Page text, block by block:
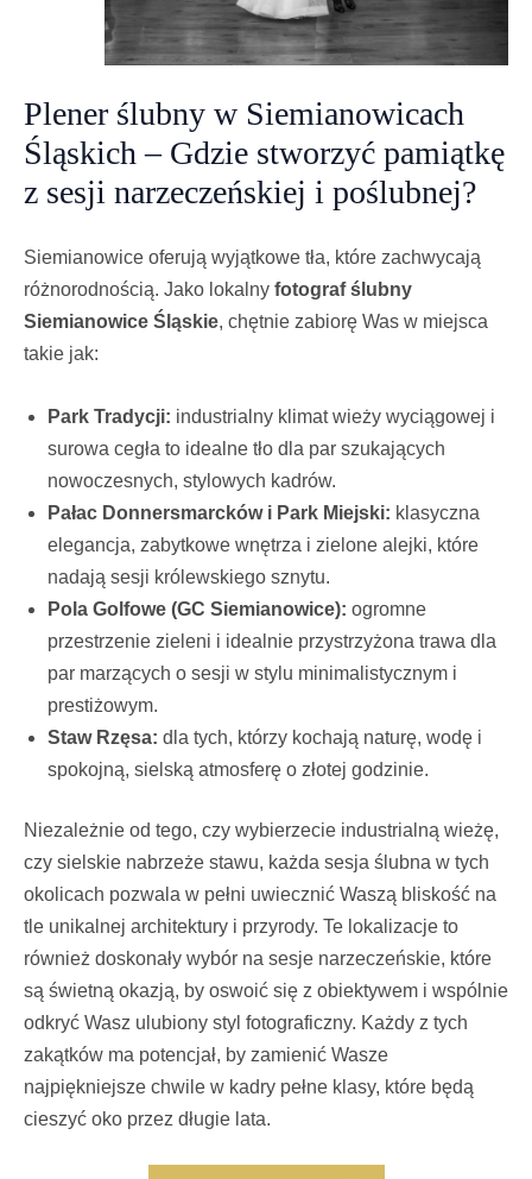
Plener ślubny w Siemianowicach
Śląskich – Gdzie stworzyć pamiątkę
z sesji narzeczeńskiej i poślubnej?
Siemianowice oferują wyjątkowe tła, które zachwycają
różnorodnością. Jako lokalny fotograf ślubny
Siemianowice Śląskie, chętnie zabiorę Was w miejsca
takie jak:
Park Tradycji: industrialny klimat wieży wyciągowej i
surowa cegła to idealne tło dla par szukających
nowoczesnych, stylowych kadrów.
Pałac Donnersmarcków i Park Miejski: klasyczna
elegancja, zabytkowe wnętrza i zielone alejki, które
nadają sesji królewskiego sznytu.
Pola Golfowe (GC Siemianowice): ogromne
przestrzenie zieleni i idealnie przystrzyżona trawa dla
par marzących o sesji w stylu minimalistycznym i
prestiżowym.
Staw Rzęsa: dla tych, którzy kochają naturę, wodę i
spokojną, sielską atmosferę o złotej godzinie.
Niezależnie od tego, czy wybierzecie industrialną wieżę,
czy sielskie nabrzeże stawu, każda sesja ślubna w tych
okolicach pozwala w pełni uwiecznić Waszą bliskość na
tle unikalnej architektury i przyrody. Te lokalizacje to
również doskonały wybór na sesje narzeczeńskie, które
są świetną okazją, by oswoić się z obiektywem i wspólnie
odkryć Wasz ulubiony styl fotograficzny. Każdy z tych
zakątków ma potencjał, by zamienić Wasze
najpiękniejsze chwile w kadry pełne klasy, które będą
cieszyć oko przez długie lata.